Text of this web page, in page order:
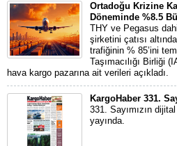
Ortadoğu Krizine
Döneminde %8.5
THY ve Pegasus
şirketini çatısı
trafiğinin % 85’ini
Taşımacılığı Birliği
hava kargo pazarına ait verileri açıkladı.
KargoHaber 331.
331. Sayımızın
yayında.